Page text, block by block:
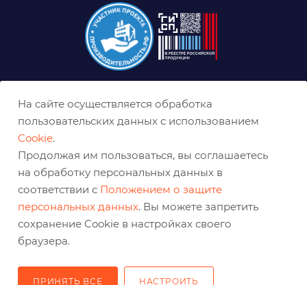
sale@belabraziv.ru
baz@belabraziv.ru
308009, Россия, г. Белгород,
ул. Михайловское шоссе, 2а
На сайте осуществляется обработка
пользовательских данных с использованием
Cookie.
Продолжая им пользоваться, вы соглашаетесь
на обработку персональных данных в
соответствии с Положением о защите
персональных данных. Вы можете запретить
сохранение Cookie в настройках своего
браузера.
ПРИНЯТЬ ВСЕ НАСТРОИТЬ